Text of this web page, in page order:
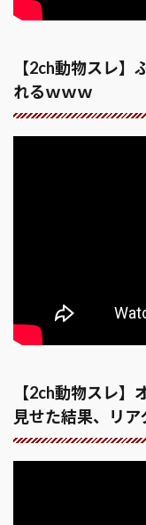
【2ch動物スレ
れるｗｗｗ
【2ch動物スレ
見せた結果、リ